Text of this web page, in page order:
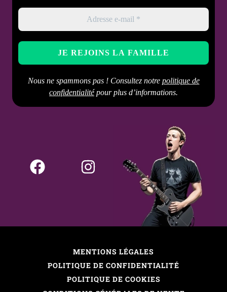
Look moderne, Cadeau
Entretien
Nettoyer avec un chiffon
doux, éviter les produits
Nous ne spammons pas ! Consultez notre politique de
confidentialitépour plus d’informations.
MENTIONS LÉGALES
POLITIQUE DE CONFIDENTIALITÉ
POLITIQUE DE COOKIES